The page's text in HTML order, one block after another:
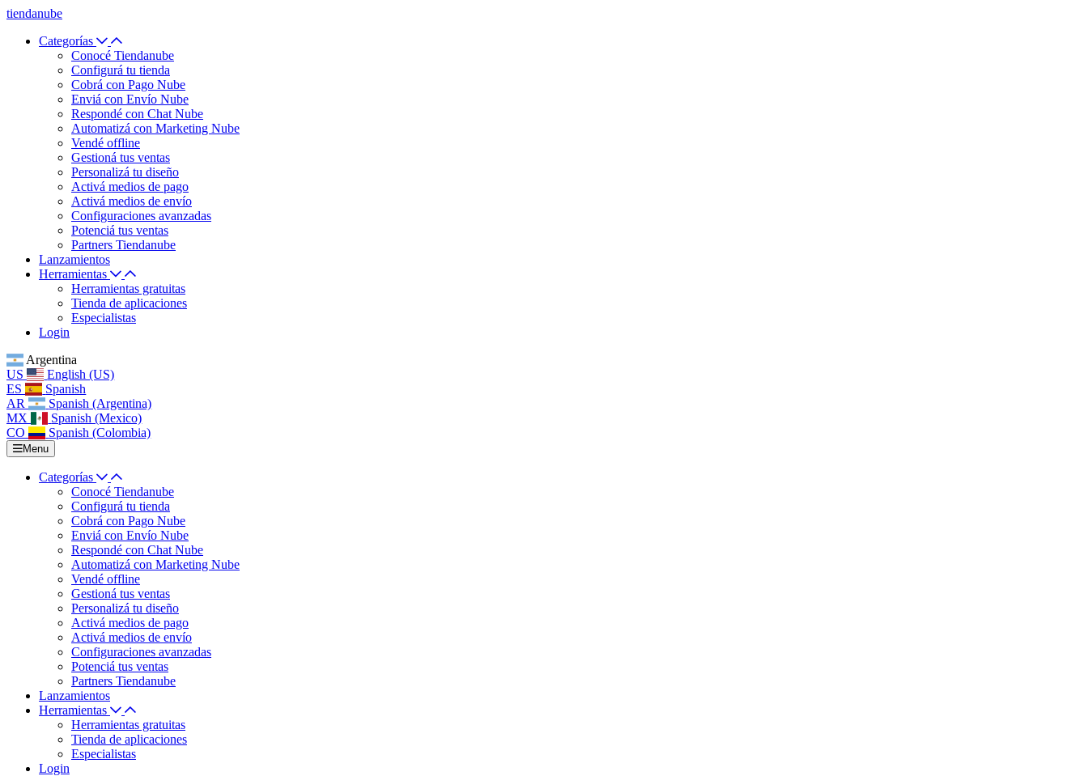
tiendanube
Categorías
Conocé Tiendanube
Configurá tu tienda
Cobrá con Pago Nube
Enviá con Envío Nube
Respondé con Chat Nube
Automatizá con Marketing Nube
Vendé offline
Gestioná tus ventas
Personalizá tu diseño
Activá medios de pago
Activá medios de envío
Configuraciones avanzadas
Potenciá tus ventas
Partners Tiendanube
Lanzamientos
Herramientas
Herramientas gratuitas
Tienda de aplicaciones
Especialistas
Login
Argentina
US
English (US)
ES
Spanish
AR
Spanish (Argentina)
MX
Spanish (Mexico)
CO
Spanish (Colombia)
Menu
Categorías
Conocé Tiendanube
Configurá tu tienda
Cobrá con Pago Nube
Enviá con Envío Nube
Respondé con Chat Nube
Automatizá con Marketing Nube
Vendé offline
Gestioná tus ventas
Personalizá tu diseño
Activá medios de pago
Activá medios de envío
Configuraciones avanzadas
Potenciá tus ventas
Partners Tiendanube
Lanzamientos
Herramientas
Herramientas gratuitas
Tienda de aplicaciones
Especialistas
Login